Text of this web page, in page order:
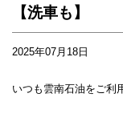
【洗車も】
2025年07月18日
いつも雲南石油をご利